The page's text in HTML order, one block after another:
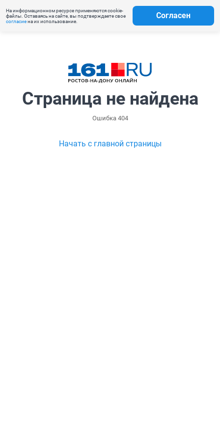
На информационном ресурсе применяются cookie-
файлы. Оставаясь на сайте, вы подтверждаете свое
согласиена их использование.
Согласен
Страница не найдена
Ошибка 404
Начать с главной страницы